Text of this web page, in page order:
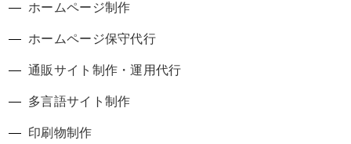
ホームページ制作
ホームページ保守代行
通販サイト制作・運用代行
多言語サイト制作
印刷物制作